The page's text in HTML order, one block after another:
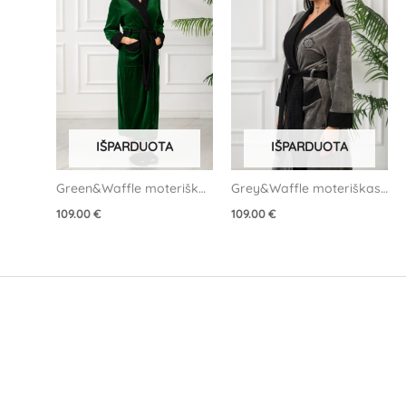
IŠPARDUOTA
Green&Waffle moteriškas
109.00€
IŠPARDUOTA
Grey&Waffle moteriškas
109.00€